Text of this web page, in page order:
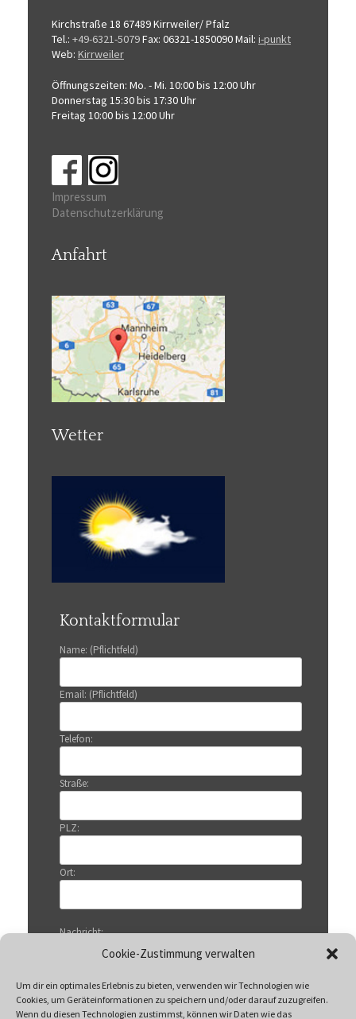
Cookie-Zustimmung verwalten
Um dir ein optimales Erlebnis zu bieten, verwenden wir Technologien wie
Cookies, um Geräteinformationen zu speichern und/oder darauf zuzugreifen.
Wenn du diesen Technologien zustimmst, können wir Daten wie das
Kirchstraße 18 67489 Kirrweiler/ Pfalz
Tel.: +49-6321-5079Fax: 06321-1850090Mail: i-punkt
Web: Kirrweiler
Öffnungszeiten: Mo. - Mi. 10:00 bis 12:00 Uhr
Donnerstag 15:30 bis 17:30 Uhr
Freitag 10:00 bis 12:00 Uhr
Impressum
Datenschutzerklärung
Anfahrt
Wetter
Kontaktformular
Name: (Pflichtfeld)
Email: (Pflichtfeld)
Telefon:
Straße:
PLZ:
Ort:
Nachricht: